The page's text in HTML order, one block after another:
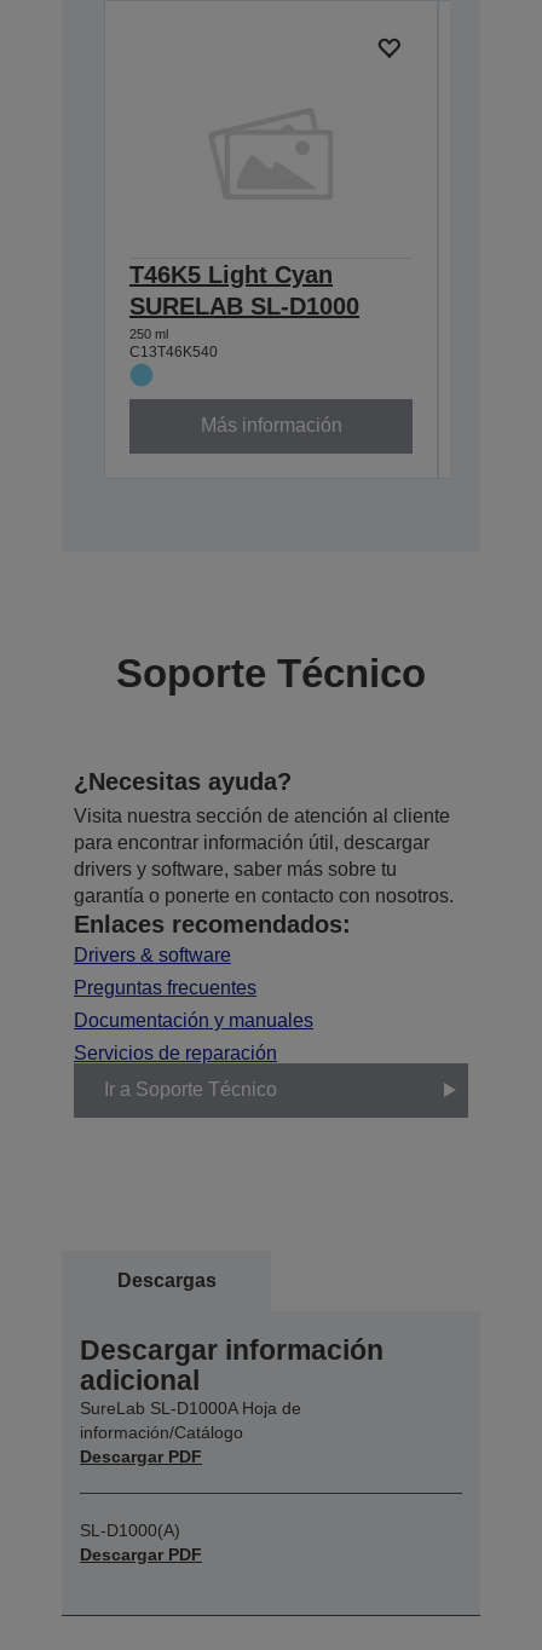
T46K5 Light Cyan
SURELAB SL-D1000
250 ml
C13T46K540
Más información
Soporte Técnico
¿Necesitas ayuda?
Visita nuestra sección de atención al cliente
para encontrar información útil, descargar
drivers y software, saber más sobre tu
garantía o ponerte en contacto con nosotros.
Enlaces recomendados:
Drivers & software
Preguntas frecuentes
Documentación y manuales
Servicios de reparación
Ir a Soporte Técnico
Descargas
Descargar información
adicional
SureLab SL-D1000A Hoja de
información/Catálogo
Descargar PDF
SL-D1000(A)
Descargar PDF